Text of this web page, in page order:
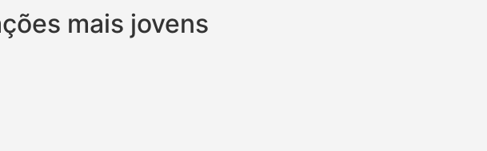
mais jovens